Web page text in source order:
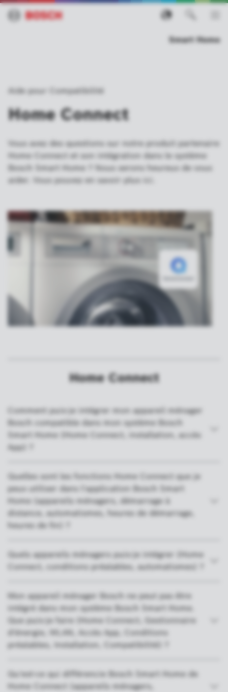
Smart Home
Aide pour Compatibilité
Home Connect
Vous avez des questions sur notre produit partenaire
Home Connect et son intégration dans le système
Bosch Smart Home ? Nous serons heureux de vous
aider. Vous pouvez en savoir plus ici.
Home Connect
Comment puis-je intégrer mon appareil ménager
Bosch compatible dans mon système Bosch
Smart Home (Home Connect, installation, accès
App) ?
Quelles sont les fonctions Home Connect que je
peux utiliser dans l'application Bosch Smart
Home (appareils ménagers, démarrage à
distance, automatismes, heures de démarrage,
heures de fin) ?
Quels appareils ménagers puis-je intégrer (Home
Connect, conditions préalables, automatismes) ?
Mon appareil ménager Bosch ne peut pas être
intégré dans mon système Bosch Smart Home.
Que puis-je faire (Home Connect, Gestionnaire
d'énergie, WLAN, Accès App, Conditions
préalables, Installation, Compatibilité) ?
Qu'est-ce qui différencie Bosch Smart Home de
Home Connect (appareils ménagers,